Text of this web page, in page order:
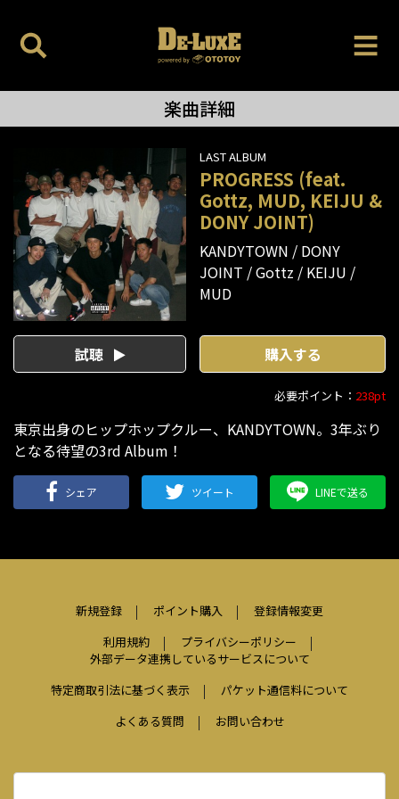
楽曲詳細
LAST ALBUM
PROGRESS (feat.
Gottz, MUD, KEIJU &
DONY JOINT)
KANDYTOWN
DONY
JOINT
Gottz
KEIJU
MUD
試聴 購入する
必要ポイント： 238pt
東京出身のヒップホップクルー、KANDYTOWN。3年ぶり
となる待望の3rd Album！
シェア ツイート LINEで送る
新規登録 ポイント購入
登録情報変更
利用規約
プライバシーポリシー
外部データ連携しているサービスについて
特定商取引法に基づく表示
パケット通信料について
よくある質問
お問い合わせ